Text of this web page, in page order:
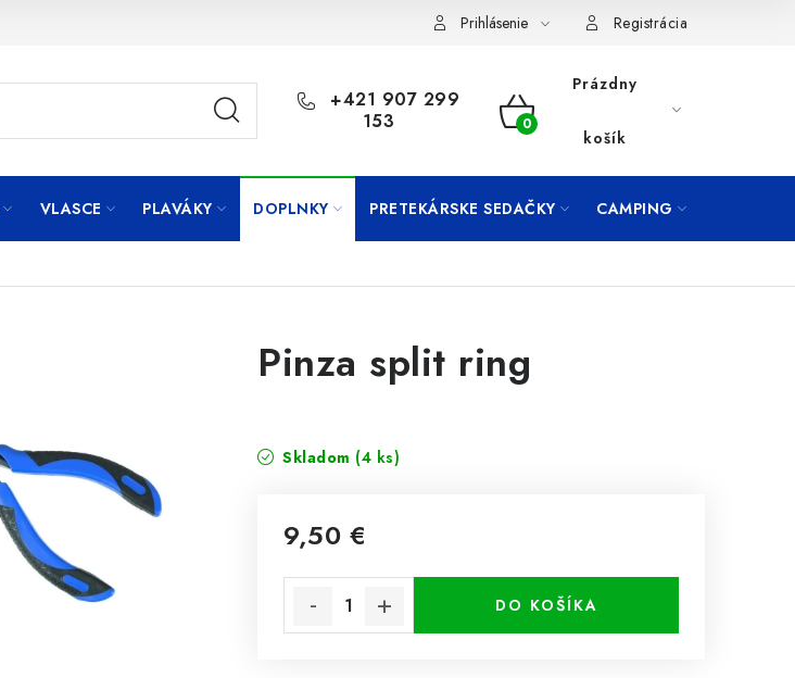
Prihlásenie Registrácia
+421 907 299
153
NÁKUPNÝ
Prázdny
košík
VLASCE PLAVÁKY DOPLNKY PRETEKÁRSKE SEDAČKY CAMPING
Pinza split ring
Skladom (4 ks)
9,50 €
DO KOŠÍKA